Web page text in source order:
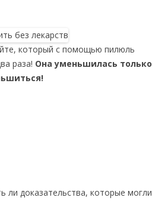
который с помощью пилюль
раза! Она уменьшилась только
ли доказательства, которые могли